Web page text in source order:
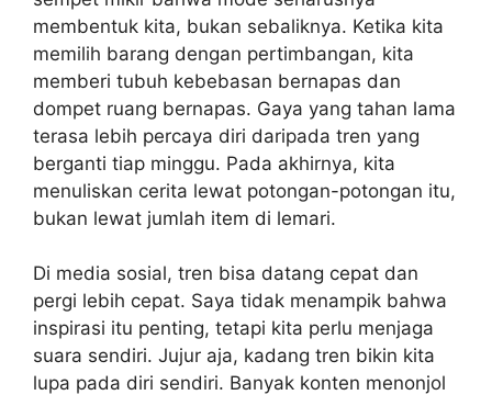
membentuk kita, bukan sebaliknya. Ketika kita
memilih barang dengan pertimbangan, kita
memberi tubuh kebebasan bernapas dan
dompet ruang bernapas. Gaya yang tahan lama
terasa lebih percaya diri daripada tren yang
berganti tiap minggu. Pada akhirnya, kita
menuliskan cerita lewat potongan-potongan itu,
bukan lewat jumlah item di lemari.
Di media sosial, tren bisa datang cepat dan
pergi lebih cepat. Saya tidak menampik bahwa
inspirasi itu penting, tetapi kita perlu menjaga
suara sendiri. Jujur aja, kadang tren bikin kita
lupa pada diri sendiri. Banyak konten menonjol